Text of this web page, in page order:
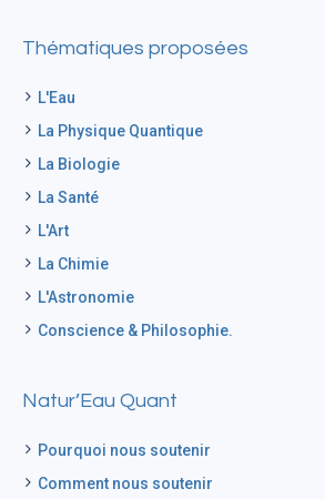
Thématiques proposées
L'Eau
La Physique Quantique
La Biologie
La Santé
L'Art
La Chimie
L'Astronomie
Conscience & Philosophie.
Natur’Eau Quant
Pourquoi nous soutenir
Comment nous soutenir